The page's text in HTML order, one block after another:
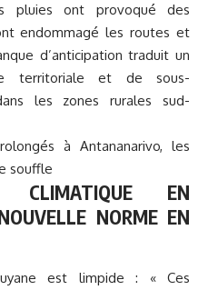
pluies ont provoqué des
endommagé les routes et
d’anticipation traduit un
territoriale et de sous-
les zones rurales sud-
à Antananarivo, les
souffle
CLIMATIQUE EN
NORME EN
est limpide : « Ces